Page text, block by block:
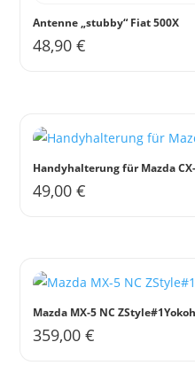
Antenne „stubby“ Fiat 500X
48,90€
Handyhalterung für Mazda
49,00€
Mazda MX-5 NC
359,00€